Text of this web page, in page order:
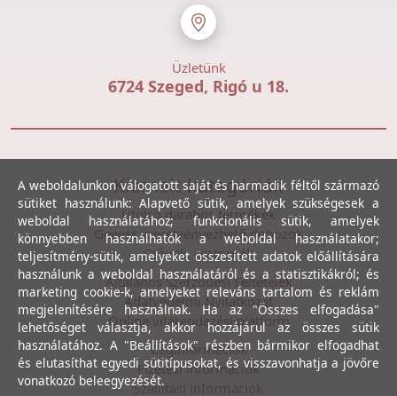
Üzletünk
6724 Szeged, Rigó u 18.
Kiemelt kategóriák
Utolsó darabos termékek
Gewiss szerelvényezhető dobozok
Csövek, csatornák
Általános Szerződési Feltételek
Adatvédelmi Nyilatkozat
Online vitarendezési platform
Céginformációk
Fizetési információk
Szállítási információk
A weboldalunkon válogatott saját és harmadik féltől származó
sütiket használunk: Alapvető sütik, amelyek szükségesek a
weboldal használatához; funkcionális sütik, amelyek
könnyebben használhatók a weboldal használatakor;
teljesítmény-sütik, amelyeket összesített adatok előállítására
használunk a weboldal használatáról és a statisztikákról; és
marketing cookie-k, amelyeket releváns tartalom és reklám
megjelenítésére használnak. Ha az "Összes elfogadása"
lehetőséget választja, akkor hozzájárul az összes sütik
használatához. A "Beállítások" részben bármikor elfogadhat
és elutasíthat egyedi sütitípusokat, és visszavonhatja a jövőre
vonatkozó beleegyezését.